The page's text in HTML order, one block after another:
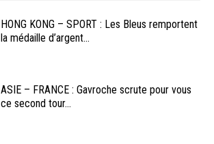
HONG KONG – SPORT : Les Bleus remportent
la médaille d’argent...
ASIE – FRANCE : Gavroche scrute pour vous
ce second tour...